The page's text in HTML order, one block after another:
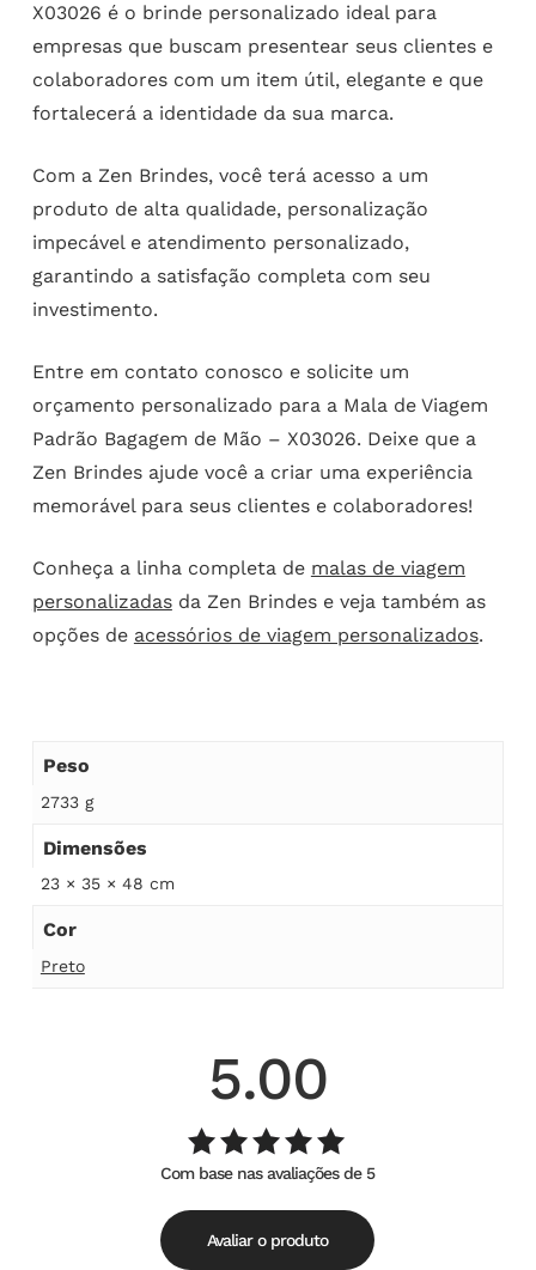
X03026 é o brinde personalizado ideal para
empresas que buscam presentear seus clientes e
colaboradores com um item útil, elegante e que
fortalecerá a identidade da sua marca.
Com a Zen Brindes, você terá acesso a um
produto de alta qualidade, personalização
impecável e atendimento personalizado,
garantindo a satisfação completa com seu
investimento.
Entre em contato conosco e solicite um
orçamento personalizado para a Mala de Viagem
Padrão Bagagem de Mão – X03026. Deixe que a
Zen Brindes ajude você a criar uma experiência
memorável para seus clientes e colaboradores!
Conheça a linha completa de malas de viagem
personalizadasda Zen Brindes e veja também as
opções de acessórios de viagem personalizados.
Peso
2733 g
Dimensões
23 × 35 × 48 cm
Cor
Preto
5.00
Avaliação
5.00de
5
Com base nas avaliações de 5
Avaliar o produto